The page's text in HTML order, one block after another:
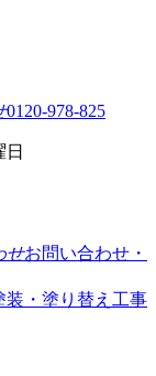
0120-978-825
お問い合わせ・